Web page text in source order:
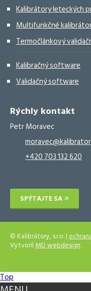
Kalibrátory leteckých
Multifunkčné
Termočlánkový
Kalibračný software
Validačný software
Rýchly kontakt
Petr Moravec
+420 703 132 620
SPÝTAJTE SA
© Kalibrátory, s.r.o. |
VytvorilMD webdesign
Top